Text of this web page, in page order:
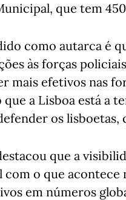
que tem
como autarca é
às forças
mais efetivos nas
que a Lisboa está a
os lisboetas,
que a
com o que
em números